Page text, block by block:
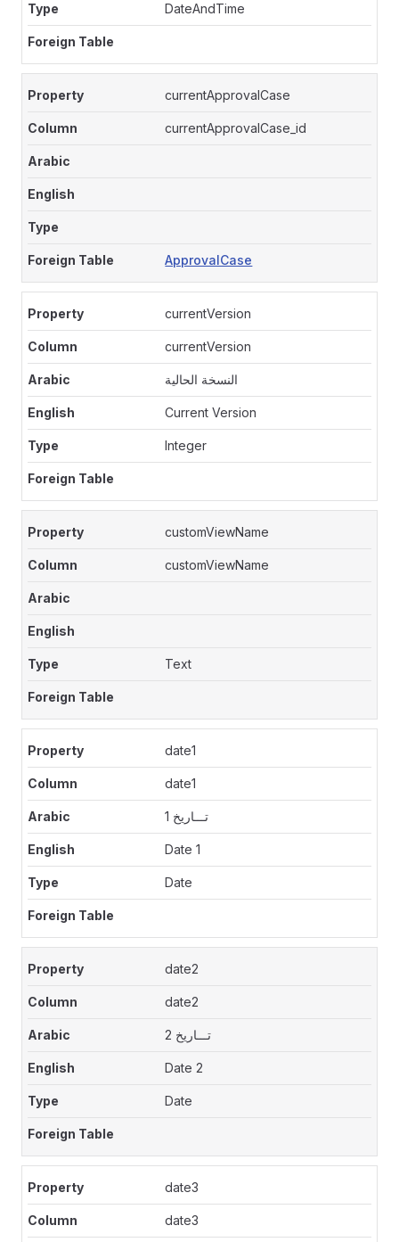
DateAndTime
currentApprovalCase
currentApprovalCase_id
ApprovalCase
currentVersion
currentVersion
النسخة الحالية
Current Version
Integer
customViewName
customViewName
Text
date1
date1
تـــاريخ 1
Date 1
Date
date2
date2
تـــاريخ 2
Date 2
Date
date3
date3